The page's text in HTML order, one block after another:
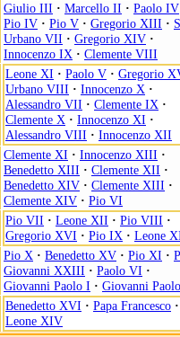
Giulio III · Marcello II · Paolo IV
Pio IV · Pio V · Gregorio XIII ·
Urbano VII · Gregorio XIV ·
Innocenzo IX · Clemente VIII
Leone XI · Paolo V · Gregorio
Urbano VIII · Innocenzo X ·
Alessandro VII · Clemente IX ·
Clemente X · Innocenzo XI ·
Alessandro VIII · Innocenzo XII
Clemente XI · Innocenzo XIII ·
Benedetto XIII · Clemente XII ·
Benedetto XIV · Clemente XIII ·
Clemente XIV · Pio VI
Pio VII · Leone XII · Pio VIII ·
Gregorio XVI · Pio IX · Leone
Pio X · Benedetto XV · Pio XI ·
Giovanni XXIII · Paolo VI ·
Giovanni Paolo I · Giovanni
Benedetto XVI · Papa Francesco ·
Leone XIV